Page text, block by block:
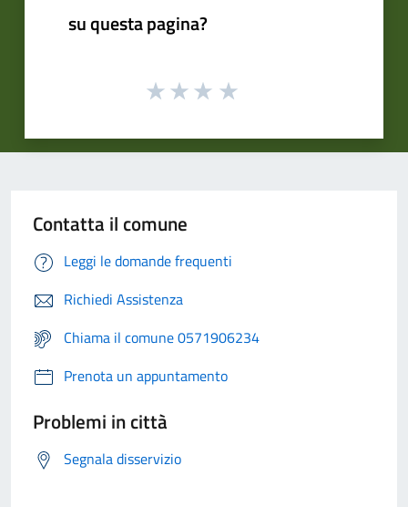
su questa pagina?
Contatta il comune
Leggi le domande frequenti
Richiedi Assistenza
Chiama il comune 0571906234
Prenota un appuntamento
Problemi in città
Segnala disservizio